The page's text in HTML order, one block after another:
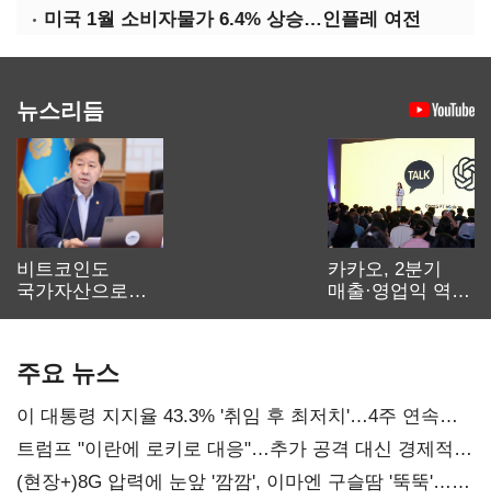
미국 1월 소비자물가 6.4% 상승…인플레 여전
뉴스리듬
비트코인도
국가자산으로…'
카카오, 2분기
매출·영업익 역대
주요 뉴스
이 대통령 지지율 43.3% '취임 후 최저치'…4주 연속
'하락'
트럼프 "이란에 로키로 대응"…추가 공격 대신 경제적
압박 시사
(현장+)8G 압력에 눈앞 '깜깜', 이마엔 구슬땀 '뚝뚝'…